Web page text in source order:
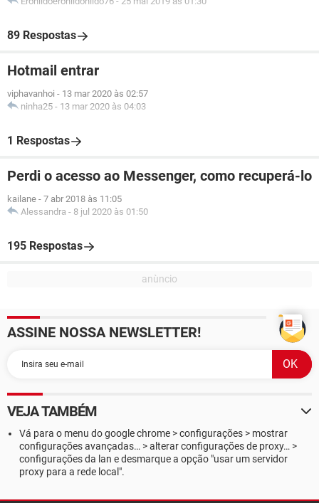
89 Respostas
Hotmail entrar
viphavanhoi - 13 mar 2020 às 02:57
ninha25 - 13 mar 2020 às 04:03
1 Respostas
Perdi o acesso ao Messenger, como recuperá-lo
kailane - 7 abr 2018 às 11:05
Alessandra - 8 jul 2020 às 01:50
195 Respostas
ASSINE NOSSA NEWSLETTER!
VEJA TAMBÉM
Vá para o menu do google chrome > configurações > mostrar
configurações avançadas… > alterar configurações de proxy… >
configurações da lan e desmarque a opção "usar um servidor
proxy para a rede local".